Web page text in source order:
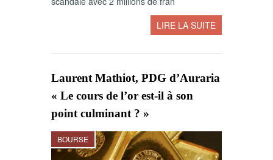
LIRE LA SUITE
Laurent Mathiot, PDG d’Auraria
« Le cours de l’or est-il à son
point culminant ? »
BOURSE